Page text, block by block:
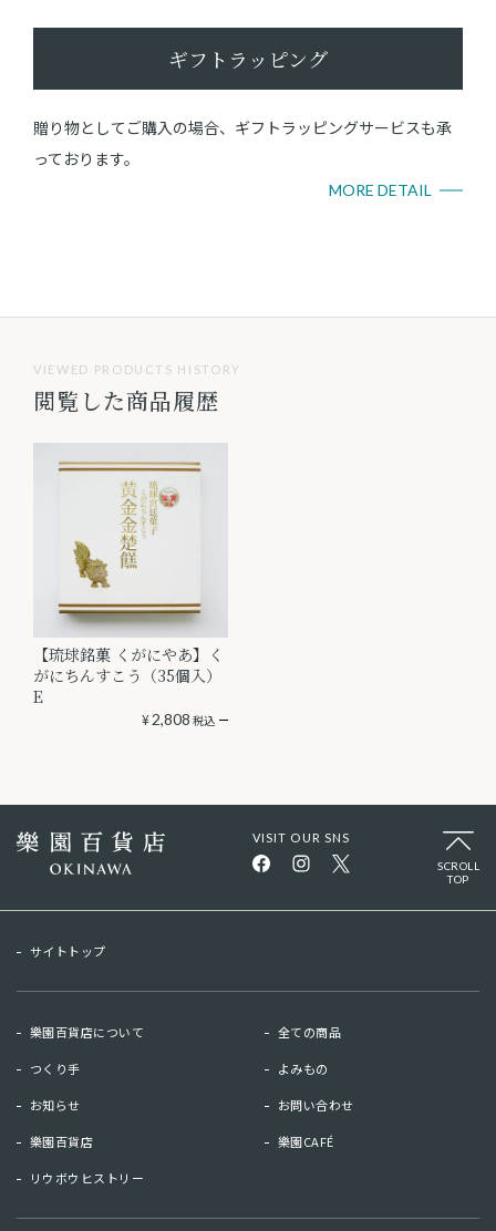
ギフトラッピング
贈り物としてご購入の場合、ギフトラッピングサービスも承
っております。
MORE DETAIL
VIEWED PRODUCTS HISTORY
閲覧した商品履歴
【琉球銘菓 くがにやあ】く
がにちんすこう（35個入）
E
¥2,808 税込
VISIT OUR SNS
SCROLL
TOP
サイトトップ
樂園百貨店について 全ての商品
つくり手 よみもの
お知らせ お問い合わせ
樂園百貨店 樂園CAFÉ
リウボウヒストリー